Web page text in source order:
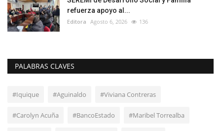
refuerza apoyo al...
Editora Agosto 6, 2026 136
PALABRAS CLAVES
#Iquique #Aguinaldo #Viviana Contreras
#Carolyn Acuña #BancoEstado #Maribel Torrealba